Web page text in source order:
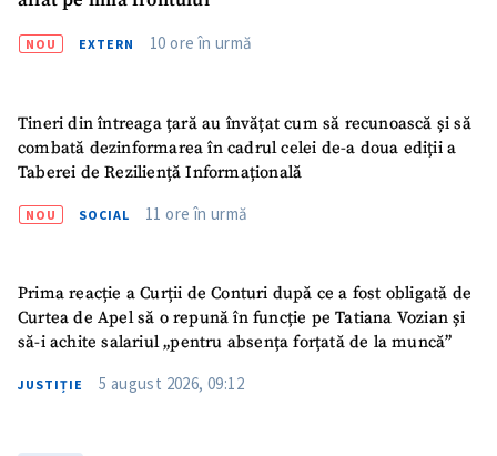
NOU EXTERN 10 ore în urmă
Tineri din întreaga țară au învățat cum să recunoască și să
combată dezinformarea în cadrul celei de-a doua ediții a
Taberei de Reziliență Informațională
NOU SOCIAL 11 ore în urmă
Prima reacție a Curții de Conturi după ce a fost obligată de
Curtea de Apel să o repună în funcție pe Tatiana Vozian și
să-i achite salariul „pentru absența forțată de la muncă”
JUSTIȚIE 5 august 2026, 09:12
ȘTIREA MEA
Fotografie
+ Încarcă imagine
Link media+ Link media
Mesajul știrei
+ Mesajul știrei